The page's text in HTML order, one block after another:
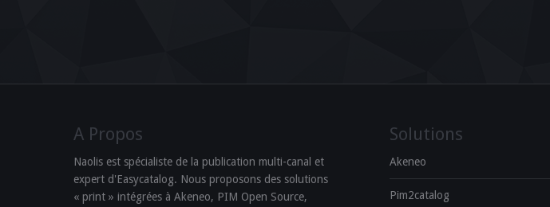
A Propos
Naolis est spécialiste de la publication multi-canal et
expert d'Easycatalog. Nous proposons des solutions
« print » intégrées à Akeneo, PIM Open Source,
Solutions
Akeneo
Pim2catalog